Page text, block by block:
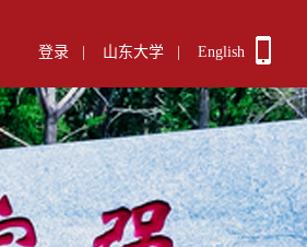
登录 山东大学 English